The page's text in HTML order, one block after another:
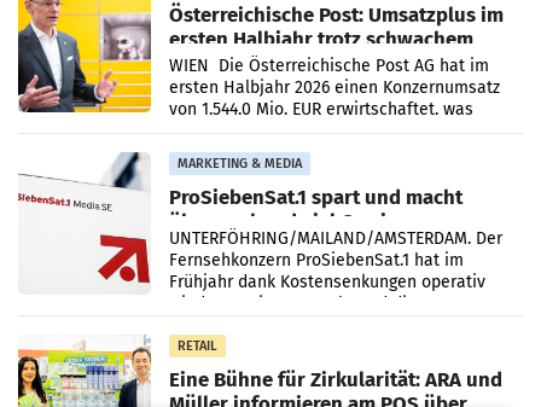
Österreichische Post: Umsatzplus im
ersten Halbjahr trotz schwachem
Briefgeschäft
WIEN Die Österreichische Post AG hat im
ersten Halbjahr 2026 einen Konzernumsatz
von 1.544,0 Mio. EUR erwirtschaftet, was
einem Plus von 3,8 Prozent gegenüber dem
Vergleichszeitraum
MARKETING & MEDIA
ProSiebenSat.1 spart und macht
überraschend viel Gewinn
UNTERFÖHRING/MAILAND/AMSTERDAM. Der
Fernsehkonzern ProSiebenSat.1 hat im
Frühjahr dank Kostensenkungen operativ
wieder Gewinn gemacht und die
RETAIL
Eine Bühne für Zirkularität: ARA und